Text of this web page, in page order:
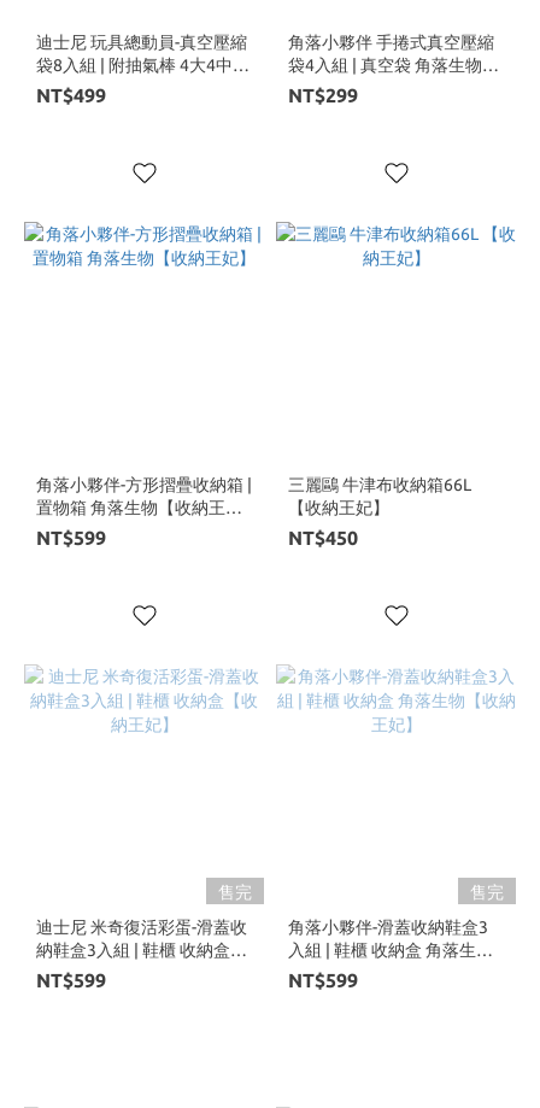
迪士尼 玩具總動員-真空壓縮
袋8入組 | 附抽氣棒 4大4中組
【收納王妃】
NT$499
角落小夥伴 手捲式真空壓縮
袋4入組 | 真空袋 角落生物
【收納王妃】
NT$299
角落小夥伴-方形摺疊收納箱 |
置物箱 角落生物【收納王
妃】
NT$599
三麗鷗 牛津布收納箱66L
【收納王妃】
NT$450
售完
迪士尼 米奇復活彩蛋-滑蓋收
納鞋盒3入組 | 鞋櫃 收納盒
【收納王妃】
NT$599
售完
角落小夥伴-滑蓋收納鞋盒3
入組 | 鞋櫃 收納盒 角落生物
【收納王妃】
NT$599